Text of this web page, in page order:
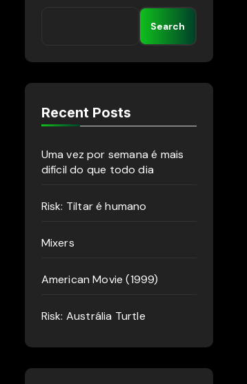
Search
Recent Posts
Uma vez por semana é mais
difícil do que todo dia
Risk: Tiltar é humano
Mixers
American Movie (1999)
Risk: Austrália Turtle